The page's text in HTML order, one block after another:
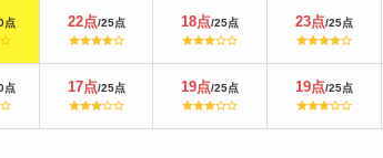
点 22点/25点 18点/25点 23点/25点
点 17点/25点 19点/25点 19点/25点